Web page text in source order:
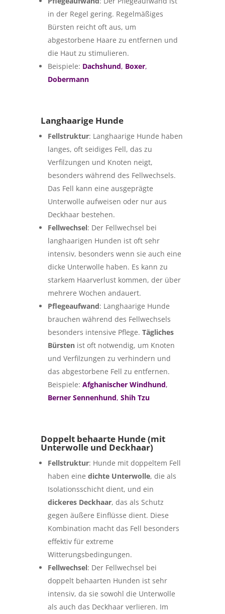
in der Regel gering. Regelmäßiges
Bürsten reicht oft aus, um
abgestorbene Haare zu entfernen und
die Haut zu stimulieren.
Beispiele: Dachshund, Boxer,
Dobermann
Langhaarige Hunde
Fellstruktur: Langhaarige Hunde haben
langes, oft seidiges Fell, das zu
Verfilzungen und Knoten neigt,
besonders während des Fellwechsels.
Das Fell kann eine ausgeprägte
Unterwolle aufweisen oder nur aus
Deckhaar bestehen.
Fellwechsel: Der Fellwechsel bei
langhaarigen Hunden ist oft sehr
intensiv, besonders wenn sie auch eine
dicke Unterwolle haben. Es kann zu
starkem Haarverlust kommen, der über
mehrere Wochen andauert.
Pflegeaufwand: Langhaarige Hunde
brauchen während des Fellwechsels
besonders intensive Pflege. Tägliches
Bürstenist oft notwendig, um Knoten
und Verfilzungen zu verhindern und
das abgestorbene Fell zu entfernen.
Beispiele: Afghanischer Windhund,
Berner Sennenhund, Shih Tzu
Doppelt behaarte Hunde (mit
Unterwolle und Deckhaar)
Fellstruktur: Hunde mit doppeltem Fell
haben eine dichte Unterwolle, die als
Isolationsschicht dient, und ein
dickeres Deckhaar, das als Schutz
gegen äußere Einflüsse dient. Diese
Kombination macht das Fell besonders
effektiv für extreme
Witterungsbedingungen.
Fellwechsel: Der Fellwechsel bei
doppelt behaarten Hunden ist sehr
intensiv, da sie sowohl die Unterwolle
als auch das Deckhaar verlieren. Im